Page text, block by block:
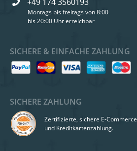
SICHERE & EINFACHE ZAHLUNG
SICHERE ZAHLUNG
Zertifizierte, sichere E-Commerce
und Kreditkartenzahlung.
Montags bis freitags von 8:00
bis 20:00 Uhr erreichbar